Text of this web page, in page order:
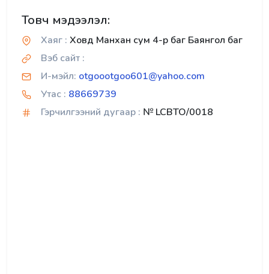
Товч мэдээлэл:
Хаяг : Ховд Манхан сум 4-р баг Баянгол баг
Вэб сайт :
И-мэйл: otgoootgoo601@yahoo.com
Утас : 88669739
Гэрчилгээний дугаар : № LCBTO/0018